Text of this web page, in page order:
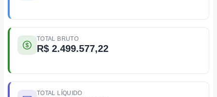
TOTAL BRUTO
R$ 2.499.577,22
TOTAL LÍQUIDO